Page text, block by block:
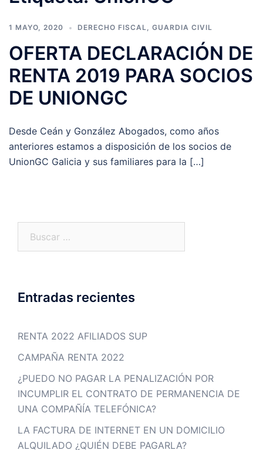
1 MAYO, 2020 DERECHO FISCAL, GUARDIA CIVIL
OFERTA DECLARACIÓN DE
RENTA 2019 PARA SOCIOS
DE UNIONGC
Desde Ceán y González Abogados, como años
anteriores estamos a disposición de los socios de
UnionGC Galicia y sus familiares para la […]
Entradas recientes
RENTA 2022 AFILIADOS SUP
CAMPAÑA RENTA 2022
¿PUEDO NO PAGAR LA PENALIZACIÓN POR
INCUMPLIR EL CONTRATO DE PERMANENCIA DE
UNA COMPAÑÍA TELEFÓNICA?
LA FACTURA DE INTERNET EN UN DOMICILIO
ALQUILADO ¿QUIÉN DEBE PAGARLA?